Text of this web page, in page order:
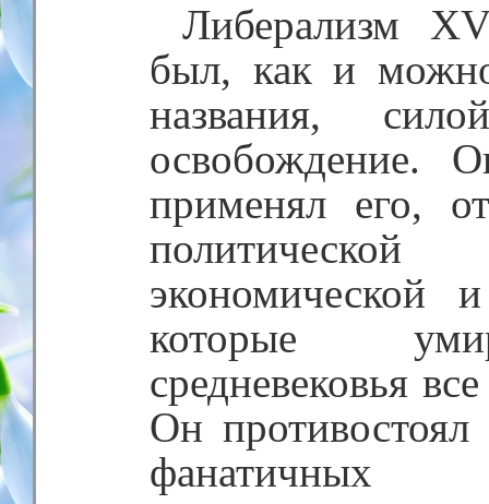
Либерализм
был, как и
названия,
освобождение.
применял его,
экономической
которые
средневековья
Он